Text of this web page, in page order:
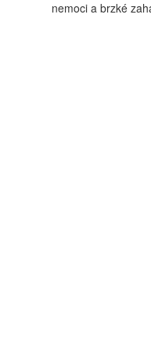
nemoci a brzké